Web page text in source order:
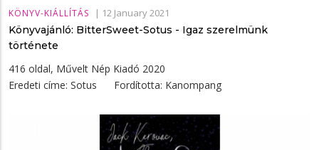
KÖNYV-KIÁLLÍTÁS | 12 January 2021
Könyvajánló: BitterSweet-Sotus - Igaz szerelmünk
története
416 oldal, Művelt Nép Kiadó 2020
Eredeti címe: Sotus Fordította: Kanompang